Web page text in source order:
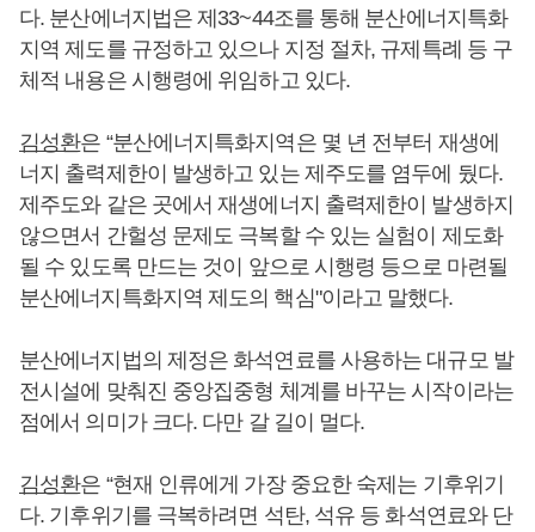
다. 분산에너지법은 제33~44조를 통해 분산에너지특화
지역 제도를 규정하고 있으나 지정 절차, 규제특례 등 구
체적 내용은 시행령에 위임하고 있다.
김성환은 “분산에너지특화지역은 몇 년 전부터 재생에
너지 출력제한이 발생하고 있는 제주도를 염두에 뒀다.
제주도와 같은 곳에서 재생에너지 출력제한이 발생하지
않으면서 간헐성 문제도 극복할 수 있는 실험이 제도화
될 수 있도록 만드는 것이 앞으로 시행령 등으로 마련될
분산에너지특화지역 제도의 핵심"이라고 말했다.
분산에너지법의 제정은 화석연료를 사용하는 대규모 발
전시설에 맞춰진 중앙집중형 체계를 바꾸는 시작이라는
점에서 의미가 크다. 다만 갈 길이 멀다.
김성환은 “현재 인류에게 가장 중요한 숙제는 기후위기
다. 기후위기를 극복하려면 석탄, 석유 등 화석연료와 단